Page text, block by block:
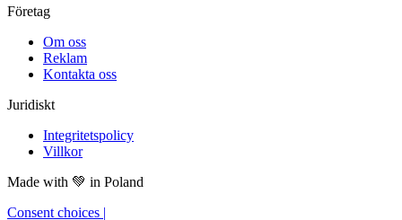
Företag
Om oss
Reklam
Kontakta oss
Juridiskt
Integritetspolicy
Villkor
Made with 💚 in Poland
Consent choices |